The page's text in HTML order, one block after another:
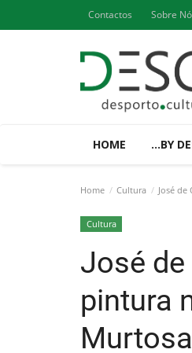
Contactos Sobre
HOME ...BY
Home Cultura José
Cultura
José de
pintura
Murtosa